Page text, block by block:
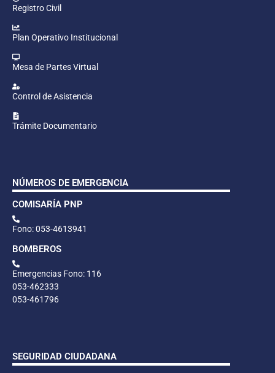
Registro Civil
Plan Operativo Institucional
Mesa de Partes Virtual
Control de Asistencia
Trámite Documentario
NÚMEROS DE EMERGENCIA
COMISARÍA PNP
Fono: 053-4613941
BOMBEROS
Emergencias Fono: 116
053-462333
053-461796
SEGURIDAD CIUDADANA